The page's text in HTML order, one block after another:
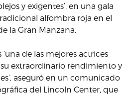
y exigentes’, en una gala
alfombra roja en el
la Gran Manzana.
de las mejores actrices
extraordinario rendimiento y
aseguró en un comunicado
del Lincoln Center, que